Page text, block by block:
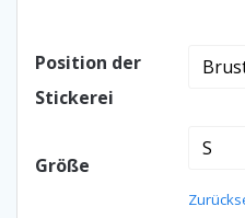
Position der
Stickerei
Größe